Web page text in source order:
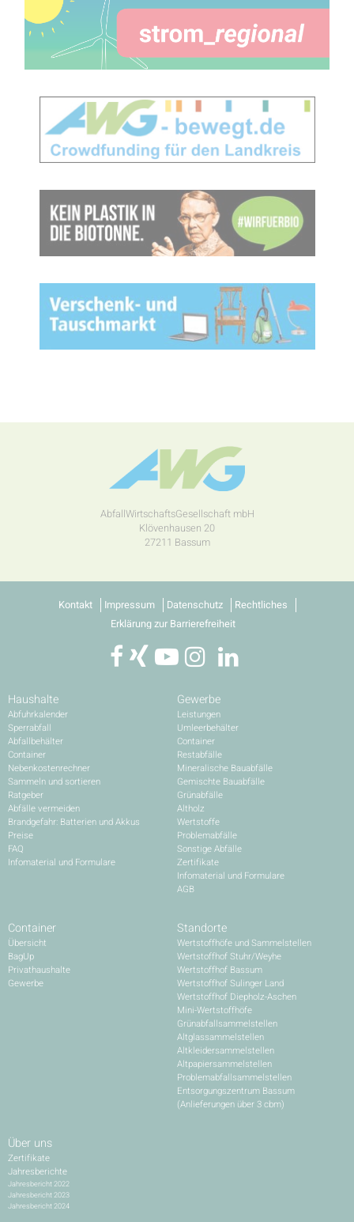
AbfallWirtschaftsGesellschaft mbH
Klövenhausen 20
27211 Bassum
Kontakt Impressum Datenschutz
Rechtliches
Erklärung zur Barrierefreiheit
Haushalte
Abfuhrkalender
Sperrabfall
Abfallbehälter
Container
Nebenkostenrechner
Sammeln und sortieren
Ratgeber
Abfälle vermeiden
Brandgefahr: Batterien und Akkus
Preise
FAQ
Infomaterial und Formulare
Gewerbe
Leistungen
Umleerbehälter
Container
Restabfälle
Mineralische Bauabfälle
Gemischte Bauabfälle
Grünabfälle
Altholz
Wertstoffe
Problemabfälle
Sonstige Abfälle
Zertifikate
Infomaterial und Formulare
AGB
Container
Übersicht
BagUp
Privathaushalte
Gewerbe
Standorte
Wertstoffhöfe und Sammelstellen
Wertstoffhof Stuhr/Weyhe
Wertstoffhof Bassum
Wertstoffhof Sulinger Land
Wertstoffhof Diepholz-Aschen
Mini-Wertstoffhöfe
Grünabfallsammelstellen
Altglassammelstellen
Altkleidersammelstellen
Altpapiersammelstellen
Problemabfallsammelstellen
Entsorgungszentrum Bassum
(Anlieferungen über 3 cbm)
Über uns
Zertifikate
Jahresberichte
Jahresbericht 2022
Jahresbericht 2023
Jahresbericht 2024